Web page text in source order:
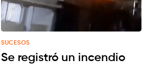
SUCESOS
Se registró un incendio